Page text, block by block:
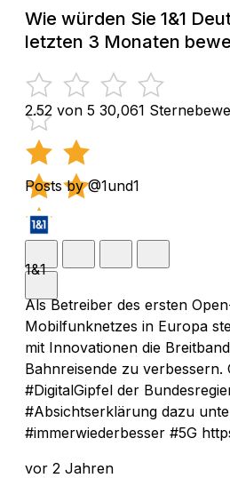
Wie würden Sie 1&1
letzten 3 Monaten
2.52 von 5 30,061
Posts by @1und1
1&1
Als Betreiber des ersten
Mobilfunknetzes in Europa
mit Innovationen die
Bahnreisende zu verbessern.
#DigitalGipfel der
#Absichtserklärung dazu
#immerwiederbesser #5G
vor 2 Jahren